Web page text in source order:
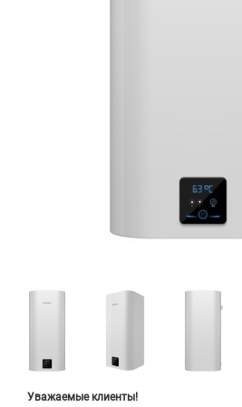
Уважаемые клиенты!